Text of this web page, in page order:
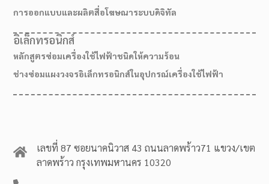
เลขที่ 87 ซอยนาคนิวาส 43 ถนนลาดพร้าว71 แขวง/เขต
ลาดพร้าว กรุงเทพมหานคร 10320
การออกแบบและผลิตสื่อโฆษณาระบบดิจิทัล
อิเล็กทรอนิกส์
หลักสูตรซ่อมเครื่องใช้ไฟฟ้าชนิดให้ความร้อน
ช่างซ่อมแผงวงจรอิเล็กทรอนิกส์ในอุปกรณ์เครื่องใช้ไฟฟ้า